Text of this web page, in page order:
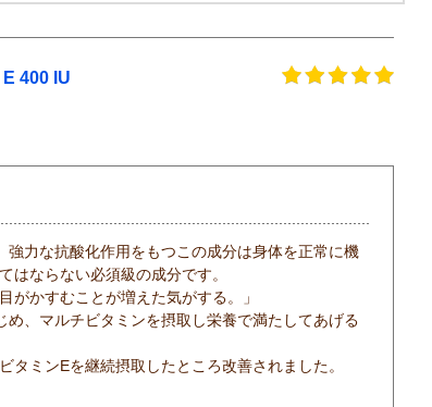
400 IU
力な抗酸化作用をもつこの成分は身体を正常に機
はならない必須級の成分です。
がかすむことが増えた気がする。」
、マルチビタミンを摂取し栄養で満たしてあげる
ミンEを継続摂取したところ改善されました。